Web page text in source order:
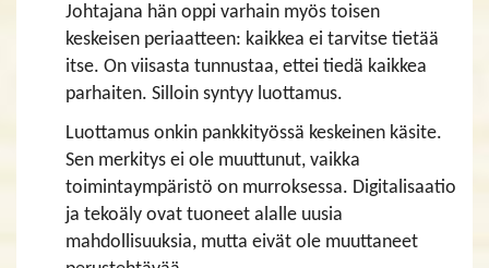
Johtajana hän oppi varhain myös toisen
keskeisen periaatteen: kaikkea ei tarvitse tietää
itse. On viisasta tunnustaa, ettei tiedä kaikkea
parhaiten. Silloin syntyy luottamus.
Luottamus onkin pankkityössä keskeinen käsite.
Sen merkitys ei ole muuttunut, vaikka
toimintaympäristö on murroksessa. Digitalisaatio
ja tekoäly ovat tuoneet alalle uusia
mahdollisuuksia, mutta eivät ole muuttaneet